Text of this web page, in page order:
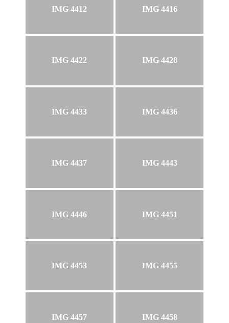
IMG 4412 IMG 4416
IMG 4422 IMG 4428
IMG 4433 IMG 4436
IMG 4437 IMG 4443
IMG 4446 IMG 4451
IMG 4453 IMG 4455
IMG 4457 IMG 4458